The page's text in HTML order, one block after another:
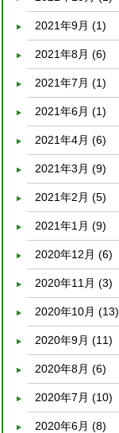
2021年9月 (1)
2021年8月 (6)
2021年7月 (1)
2021年6月 (1)
2021年4月 (6)
2021年3月 (9)
2021年2月 (5)
2021年1月 (9)
2020年12月 (6)
2020年11月 (3)
2020年10月 (13)
2020年9月 (11)
2020年8月 (6)
2020年7月 (10)
2020年6月 (8)